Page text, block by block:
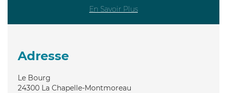
En Savoir Plus
Adresse
Le Bourg
24300 La Chapelle-Montmoreau